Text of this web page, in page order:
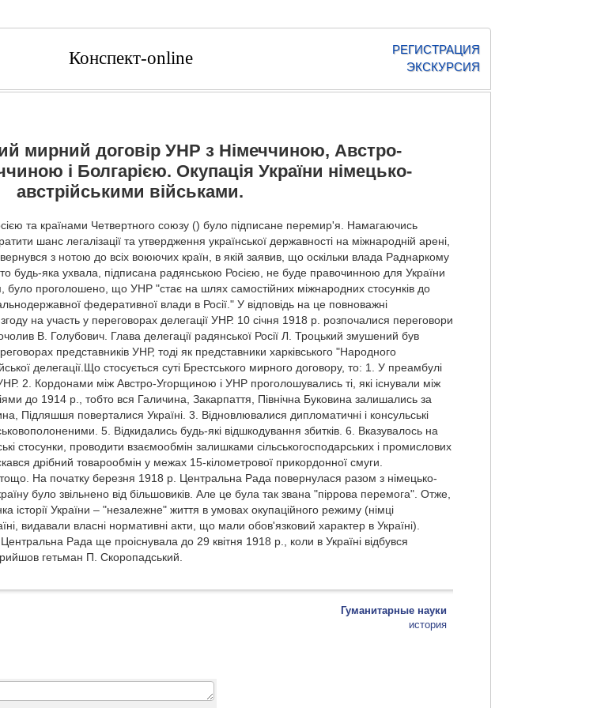
Конспект-online
РЕГИСТРАЦИЯ
ЭКСКУРСИЯ
мирний договір УНР з Німеччиною, Австро-
і Болгарією. Окупація України німецько-
австрійськими військами.
та країнами Четвертного союзу () було підписане перемир'я. Намагаючись
шанс легалізації та утвердження української державності на міжнародній арені,
з нотою до всіх воюючих країн, в якій заявив, що оскільки влада Раднаркому
будь-яка ухвала, підписана радянською Росією, не буде правочинною для України
проголошено, що УНР "стає на шлях самостійних міжнародних стосунків до
федеративної влади в Росії." У відповідь на це повноважні
на участь у переговорах делегації УНР. 10 січня 1918 р. розпочалися переговори
В. Голубович. Глава делегації радянської Росії Л. Троцький змушений був
представників УНР, тоді як представники харківського "Народного
делегації.Що стосується суті Брестського мирного договору, то: 1. У преамбулі
2. Кордонами між Австро-Угорщиною і УНР проголошувались ті, які існували між
до 1914 р., тобто вся Галичина, Закарпаття, Північна Буковина залишались за
Підляшшя поверталися Україні. 3. Відновлювалися дипломатичні і консульські
5. Відкидались будь-які відшкодування збитків. 6. Вказувалось на
стосунки, проводити взаємообмін залишками сільськогосподарських і промислових
дрібний товарообмін у межах 15-кілометрової прикордонної смуги.
тощо. На початку березня 1918 р. Центральна Рада повернулася разом з німецько-
було звільнено від більшовиків. Але це була так звана "піррова перемога". Отже,
історії України – "незалежне" життя в умовах окупаційного режиму (німці
видавали власні нормативні акти, що мали обов'язковий характер в Україні).
Рада ще проіснувала до 29 квітня 1918 р., коли в Україні відбувся
гетьман П. Скоропадський.
Гуманитарные науки
история